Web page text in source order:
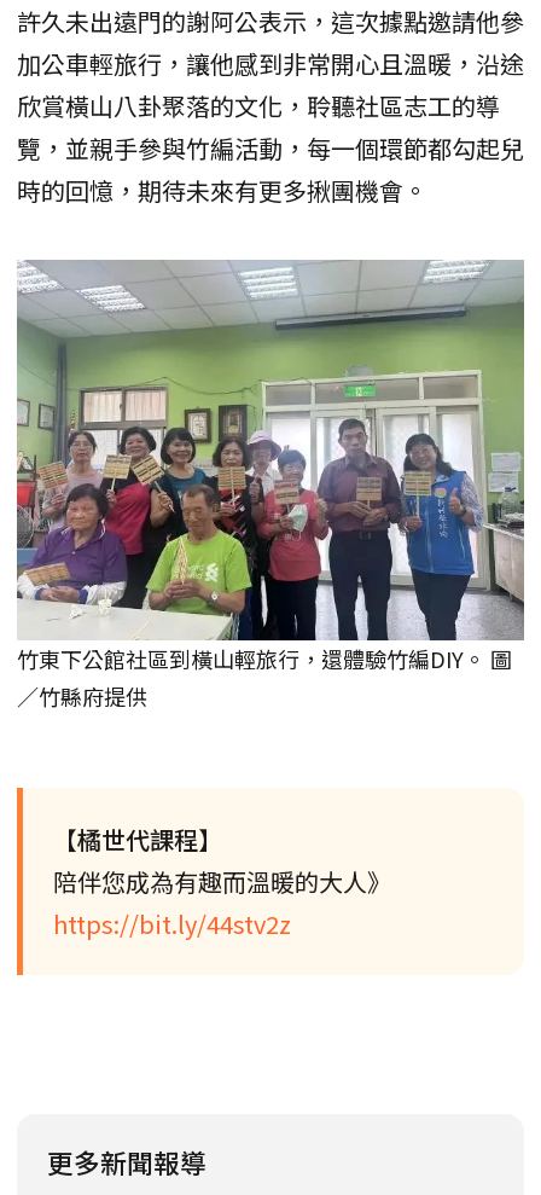
許久未出遠門的謝阿公表示，這次據點邀請他參
加公車輕旅行，讓他感到非常開心且溫暖，沿途
欣賞橫山八卦聚落的文化，聆聽社區志工的導
覽，並親手參與竹編活動，每一個環節都勾起兒
時的回憶，期待未來有更多揪團機會。
竹東下公館社區到橫山輕旅行，還體驗竹編DIY。 圖
／竹縣府提供
【橘世代課程】
陪伴您成為有趣而溫暖的大人》
https://bit.ly/44stv2z
更多新聞報導